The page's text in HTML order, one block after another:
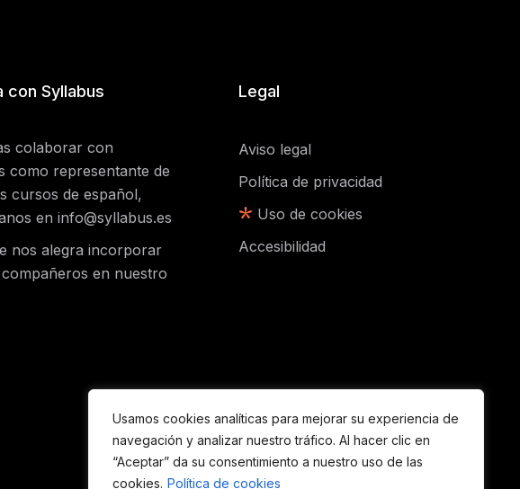
Usamos cookies analíticas para mejorar su experiencia de
navegación y analizar nuestro tráfico. Al hacer clic en
“Aceptar” da su consentimiento a nuestro uso de las
cookies. Política de cookies
con Syllabus
colaborar con
como representante de
cursos de español,
en info@syllabus.es
nos alegra incorporar
en nuestro
Legal
Aviso legal
Política de privacidad
Uso de cookies
Accesibilidad